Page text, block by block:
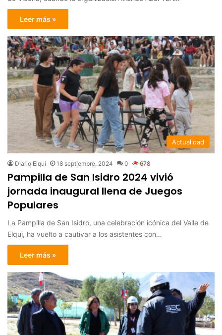
Leer más »
Actualidad
Diario Elqui 18 septiembre, 2024 0 678
Pampilla de San Isidro 2024 vivió
jornada inaugural llena de Juegos
Populares
La Pampilla de San Isidro, una celebración icónica del Valle de
Elqui, ha vuelto a cautivar a los asistentes con…
Leer más »